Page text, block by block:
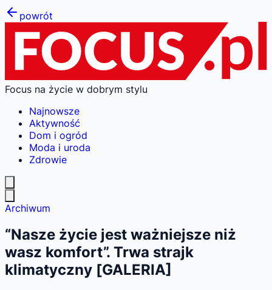
powrót
Focus na życie w dobrym stylu
Najnowsze
Aktywność
Dom i ogród
Moda i uroda
Zdrowie
Archiwum
“Nasze życie jest ważniejsze niż
wasz komfort”. Trwa strajk
klimatyczny [GALERIA]